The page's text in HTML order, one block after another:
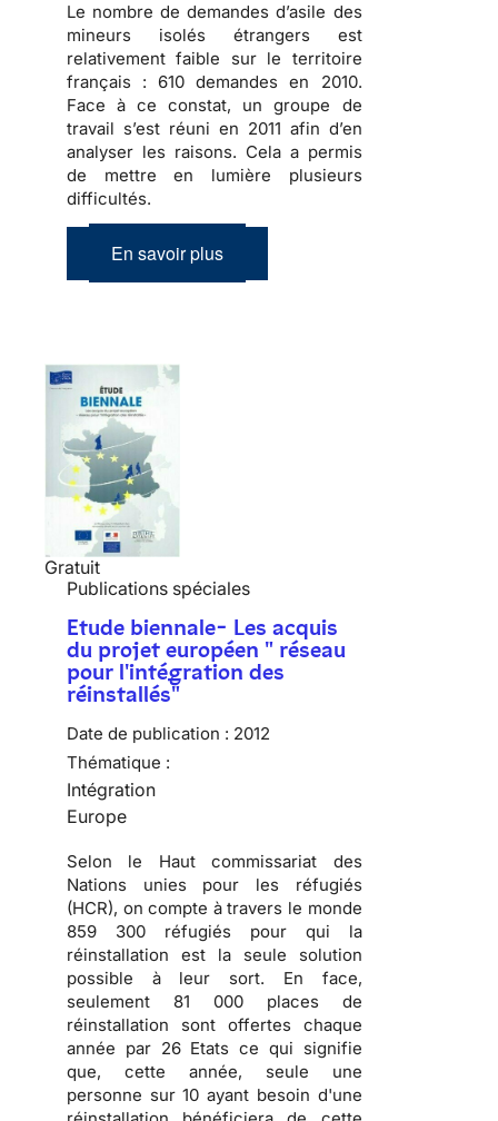
Le nombre de demandes d’asile des
mineurs isolés étrangers est
relativement faible sur le territoire
français : 610 demandes en 2010.
Face à ce constat, un groupe de
travail s’est réuni en 2011 afin d’en
analyser les raisons. Cela a permis
de mettre en lumière plusieurs
difficultés.
En savoir plus
Gratuit
Publications spéciales
Etude biennale- Les acquis
du projet européen " réseau
pour l'intégration des
réinstallés"
Date de publication : 2012
Thématique :
Intégration
Europe
Selon le Haut commissariat des
Nations unies pour les réfugiés
(HCR), on compte à travers le monde
859 300 réfugiés pour qui la
réinstallation est la seule solution
possible à leur sort. En face,
seulement 81 000 places de
réinstallation sont offertes chaque
année par 26 Etats ce qui signifie
que, cette année, seule une
personne sur 10 ayant besoin d'une